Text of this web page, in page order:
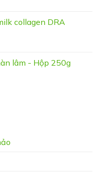
collagen DRA
lâm - Hộp 250g